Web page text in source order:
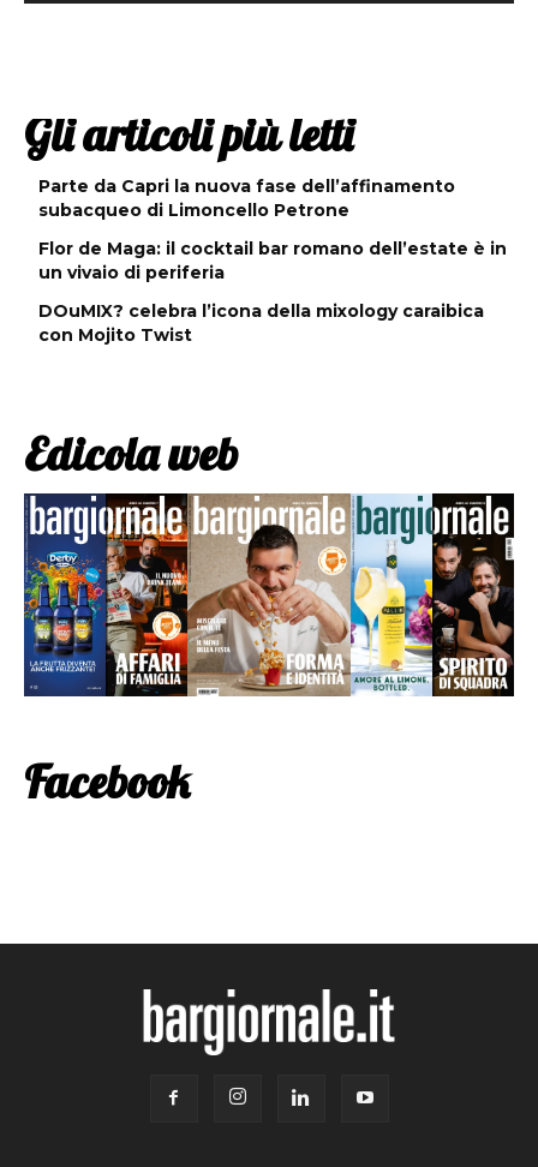
Gli articoli più letti
Parte da Capri la nuova fase dell’affinamento
subacqueo di Limoncello Petrone
Flor de Maga: il cocktail bar romano dell’estate è in
un vivaio di periferia
DOuMIX? celebra l’icona della mixology caraibica
con Mojito Twist
Edicola web
Facebook